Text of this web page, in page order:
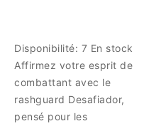
Disponibilité: 7 En stock
Affirmez votre esprit de
combattant avec le
rashguard Desafiador,
pensé pour les